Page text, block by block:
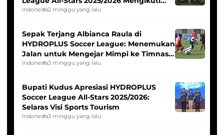
Seleksi Timnas Indonesia Putri
Indonesia2 minggu yang lalu
Sepak Terjang Albianca Raula di
HYDROPLUS Soccer League: Menemukan
Jalan untuk Mengejar Mimpi ke Timnas
Indonesia Putri
Indonesia3 minggu yang lalu
Bupati Kudus Apresiasi HYDROPLUS
Soccer League All-Stars 2025/2026:
Selaras Visi Sports Tourism
Indonesia3 minggu yang lalu